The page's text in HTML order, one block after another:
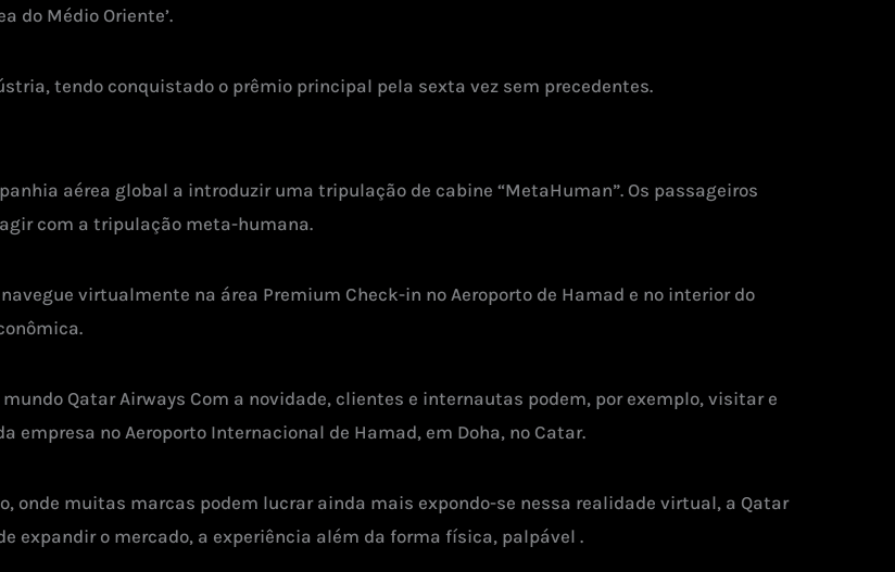
do Médio Oriente’.
tendo conquistado o prêmio principal pela sexta vez sem precedentes.
aérea global a introduzir uma tripulação de cabine “MetaHuman”. Os passageiros
com a tripulação meta-humana.
virtualmente na área Premium Check-in no Aeroporto de Hamad e no interior do
Qatar Airways Com a novidade, clientes e internautas podem, por exemplo, visitar e
no Aeroporto Internacional de Hamad, em Doha, no Catar.
onde muitas marcas podem lucrar ainda mais expondo-se nessa realidade virtual, a Qatar
expandir o mercado, a experiência além da forma física, palpável .